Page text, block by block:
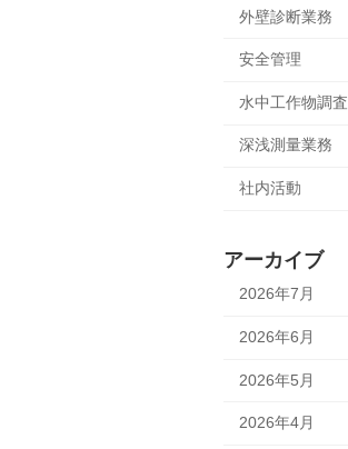
外壁診断業務
安全管理
水中工作物調査
深浅測量業務
社内活動
アーカイブ
2026年7月
2026年6月
2026年5月
2026年4月